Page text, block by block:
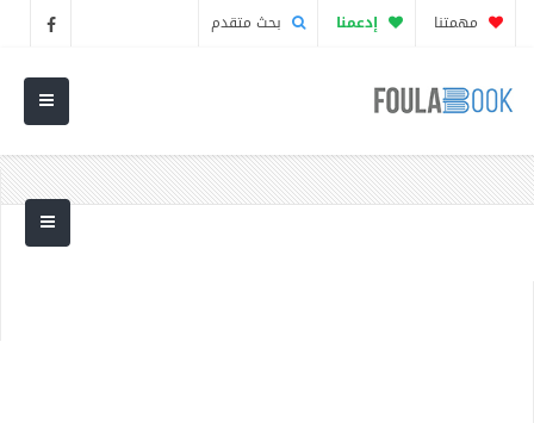
مهمتنا إدعمنا بحث متقدم